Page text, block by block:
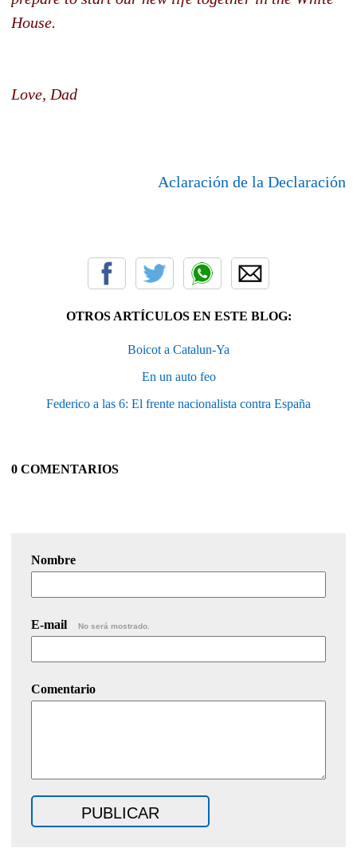
House.
Love, Dad
Aclaración de la Declaración
OTROS ARTÍCULOS EN ESTE BLOG:
Boicot a Catalun-Ya
En un auto feo
Federico a las 6: El frente nacionalista contra España
0 COMENTARIOS
Nombre
E-mail No será mostrado.
Comentario